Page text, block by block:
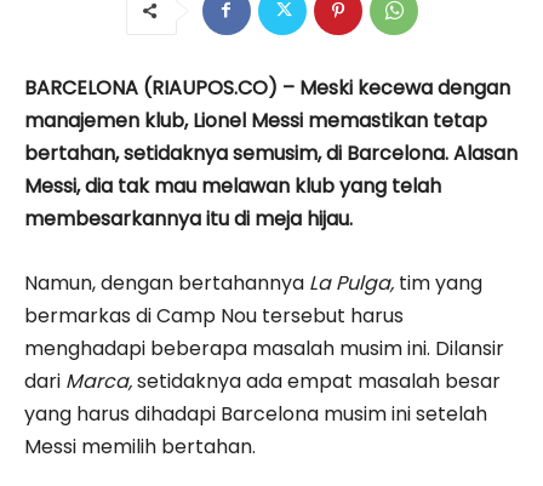
BARCELONA (RIAUPOS.CO) – Meski kecewa dengan
manajemen klub, Lionel Messi memastikan tetap
bertahan, setidaknya semusim, di Barcelona. Alasan
Messi, dia tak mau melawan klub yang telah
membesarkannya itu di meja hijau.
Namun, dengan bertahannya La Pulga, tim yang
bermarkas di Camp Nou tersebut harus
menghadapi beberapa masalah musim ini. Dilansir
dari Marca,setidaknya ada empat masalah besar
yang harus dihadapi Barcelona musim ini setelah
Messi memilih bertahan.